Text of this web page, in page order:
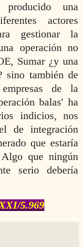
una
actores
gestionar la
operación no
Sumar ¿y una
sino también de
de la
balas' ha
indicios, nos
de integración
que estaría
que ningún
serio debería
5.969